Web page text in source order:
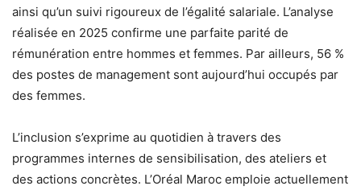
ainsi qu’un suivi rigoureux de l’égalité salariale. L’analyse
réalisée en 2025 confirme une parfaite parité de
rémunération entre hommes et femmes. Par ailleurs, 56 %
des postes de management sont aujourd’hui occupés par
des femmes.
L’inclusion s’exprime au quotidien à travers des
programmes internes de sensibilisation, des ateliers et
des actions concrètes. L’Oréal Maroc emploie actuellement